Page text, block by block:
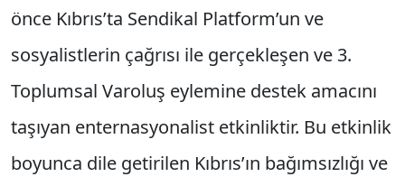
önce Kıbrıs’ta Sendikal Platform’un ve
sosyalistlerin çağrısı ile gerçekleşen ve 3.
Toplumsal Varoluş eylemine destek amacını
taşıyan enternasyonalist etkinliktir. Bu etkinlik
boyunca dile getirilen Kıbrıs’ın bağımsızlığı ve